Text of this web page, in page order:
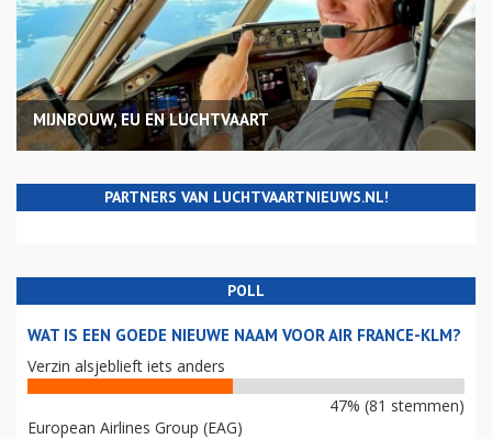
MIJNBOUW, EU EN LUCHTVAART
PARTNERS VAN LUCHTVAARTNIEUWS.NL!
POLL
WAT IS EEN GOEDE NIEUWE NAAM VOOR AIR FRANCE-KLM?
Verzin alsjeblieft iets anders
47% (81 stemmen)
European Airlines Group (EAG)